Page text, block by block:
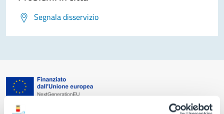
Segnala disservizio